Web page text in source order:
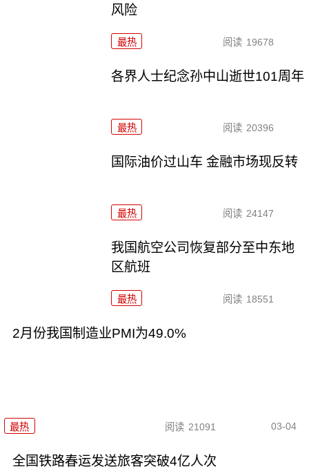
风险
最热 阅读 19678
各界人士纪念孙中山逝世101周年
最热 阅读 20396
国际油价过山车 金融市场现反转
最热 阅读 24147
我国航空公司恢复部分至中东地
区航班
最热 阅读 18551
2月份我国制造业PMI为49.0%
最热 阅读 21091 03-04
全国铁路春运发送旅客突破4亿人次